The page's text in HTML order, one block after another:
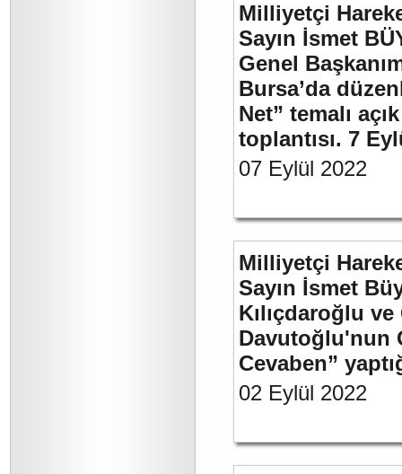
Milliyetçi
Sayın İsmet
Genel
Bursa’da
Net” temalı
toplantısı. 7
07 Eylül 2022
Milliyetçi
Sayın İsmet
Kılıçdaroğlu
Davutoğlu'nun
Cevaben”
02 Eylül 2022